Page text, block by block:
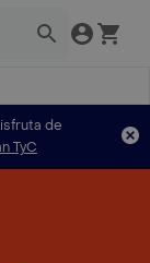
de
TyC